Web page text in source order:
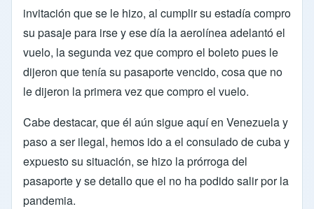
invitación que se le hizo, al cumplir su estadía compro
su pasaje para irse y ese día la aerolínea adelantó el
vuelo, la segunda vez que compro el boleto pues le
dijeron que tenía su pasaporte vencido, cosa que no
le dijeron la primera vez que compro el vuelo.
Cabe destacar, que él aún sigue aquí en Venezuela y
paso a ser ilegal, hemos ido a el consulado de cuba y
expuesto su situación, se hizo la prórroga del
pasaporte y se detallo que el no ha podido salir por la
pandemia.